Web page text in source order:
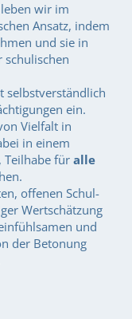
wir im
Ansatz, indem
und sie in
schulischen
selbstverständlich
ein.
Vielfalt in
in einem
Teilhabe für alle
offenen Schul-
Wertschätzung
und
der Betonung